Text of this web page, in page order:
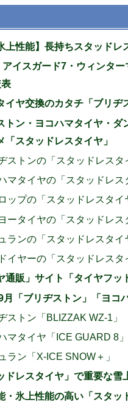
上性能】長持ちスタッド
イスガード7・ウィンタ
イヤ交換のカタチ「ブリヂ
トン・ヨコハマタイヤ・
「スタッドレスタイヤ」
ストンの「スタッドレスタ
マタイヤの「スタッドレ
ップの「スタッドレスタ
ータイヤの「スタッドレ
ランの「スタッドレスタイ
イヤーの「スタッドレスタ
通販」サイト「タイヤフ
月「ブリヂストン」「ヨコ
ストン「BLIZZAK WZ-1」
マタイヤ「ICE GUARD 8」
ラン「X-ICE SNOW＋」
ドレスタイヤ」で重要な雪
・氷上性能の高い「スタッ